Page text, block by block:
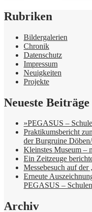
Rubriken
Bildergalerien
Chronik
Datenschutz
Impressum
Neuigkeiten
Projekte
Neueste Beiträge
»PEGASUS –
Praktikumsbericht
der Burgruine
Kleinstes Museum –
Ein Zeitzeuge
Messebesuch auf der
Erneute
PEGASUS –
Archiv